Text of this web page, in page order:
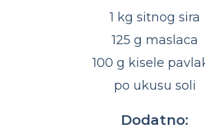
1 kg sitnog sira
125 g maslaca
100 g kisele
po ukusu soli
Dodatno: